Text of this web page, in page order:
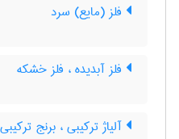
فلز (مایع) سرد
فلز آبدیده ، فلز خشکه
آلیاژ ترکیبی ، برنج ترکیبی